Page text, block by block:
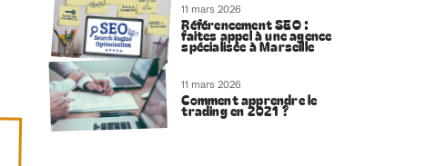
11 mars 2026
Référencement SEO :
faites appel à une agence
spécialisée à Marseille
11 mars 2026
Comment apprendre le
trading en 2021 ?